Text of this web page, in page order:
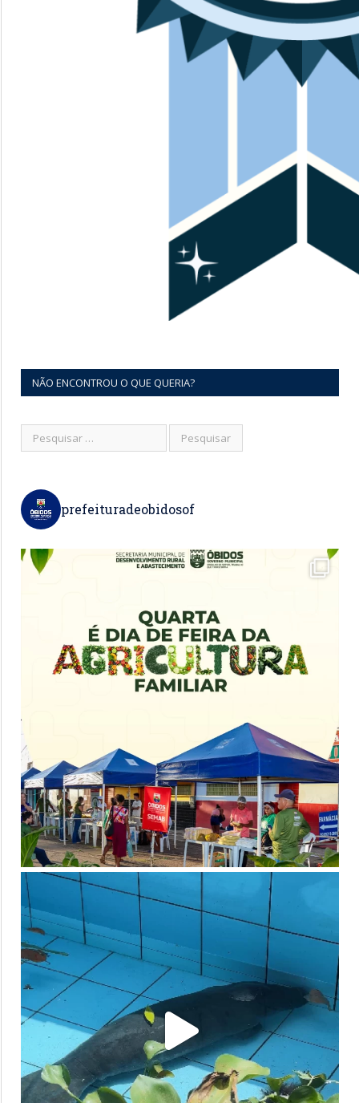
NÃO ENCONTROU O QUE QUERIA?
prefeituradeobidosof